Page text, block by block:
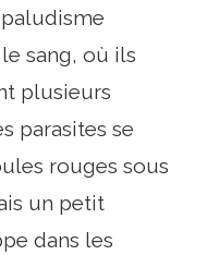
sang, où ils
plusieurs
parasites se
rouges sous
un petit
dans les